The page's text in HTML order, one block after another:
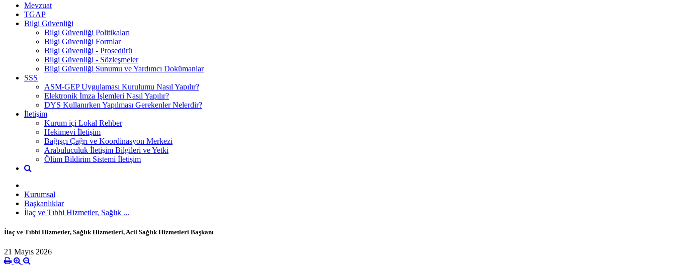
Mevzuat
TGAP
Bilgi Güvenliği
Bilgi Güvenliği Politikaları
Bilgi Güvenliği Formlar
Bilgi Güvenliği - Prosedürü
Bilgi Güvenliği - Sözleşmeler
Bilgi Güvenliği Sunumu ve Yardımcı Dokümanlar
SSS
ASM-GEP Uygulaması Kurulumu Nasıl Yapılır?
Elektronik İmza İşlemleri Nasıl Yapılır?
DYS Kullanırken Yapılması Gerekenler Nelerdir?
İletişim
Kurum içi Lokal Rehber
Hekimevi İletişim
Bağışçı Çağrı ve Koordinasyon Merkezi
Arabuluculuk İletişim Bilgileri ve Yetki
Ölüm Bildirim Sistemi İletişim
Kurumsal
Başkanlıklar
İlaç ve Tıbbi Hizmetler, Sağlık ...
İlaç ve Tıbbi Hizmetler, Sağlık Hizmetleri, Acil Sağlık Hizmetleri Başkanı
21 Mayıs 2026